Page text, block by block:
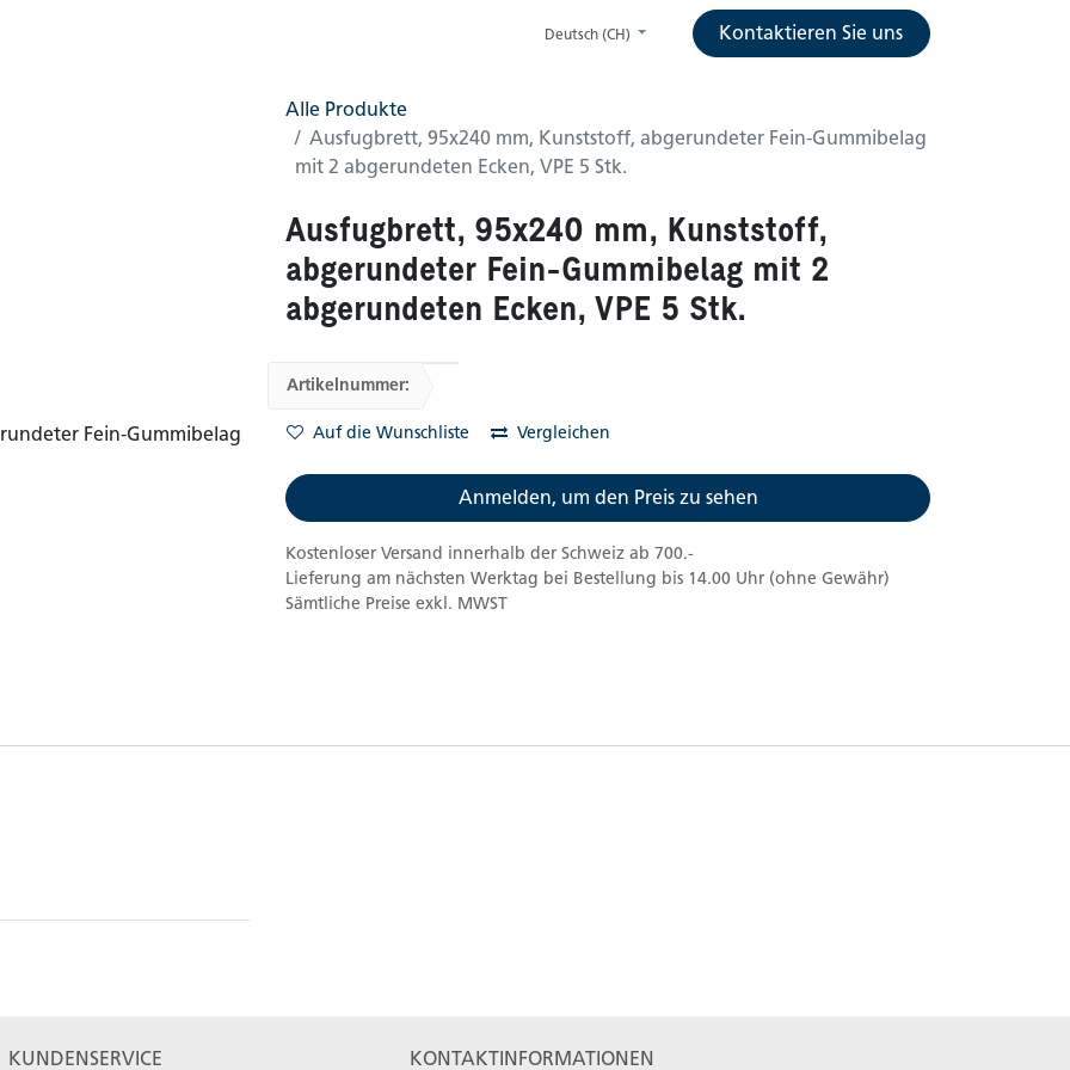
Deutsch (CH) Kontaktieren Sie uns
Alle Produkte
Ausfugbrett, 95x240 mm, Kunststoff, abgerundeter Fein-Gummibelag
mit 2 abgerundeten Ecken, VPE 5 Stk.
Ausfugbrett, 95x240 mm, Kunststoff,
abgerundeter Fein-Gummibelag mit 2
abgerundeten Ecken, VPE 5 Stk.
Artikelnummer:
Auf die Wunschliste Vergleichen
Anmelden, um den Preis zu sehen
Kostenloser Versand innerhalb der Schweiz ab 700.-
Lieferung am nächsten Werktag bei Bestellung bis 14.00 Uhr (ohne Gewähr)
Sämtliche Preise exkl. MWST
KUNDENSERVICE KONTAKTINFORMATIONEN